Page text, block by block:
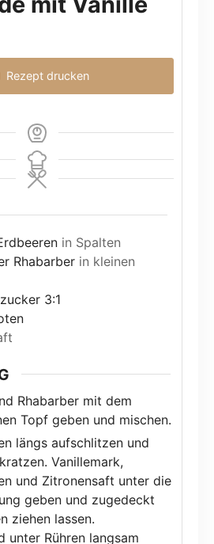
Rezept drucken
in Spalten
Rhabarber in kleinen
3:1
Rhabarber mit dem
Topf geben und mischen.
längs aufschlitzen und
Vanillemark,
und Zitronensaft unter die
geben und zugedeckt
ziehen lassen.
unter Rühren langsam